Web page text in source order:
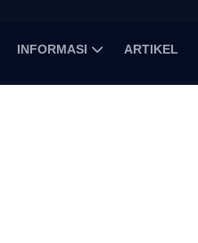
INFORMASI ARTIKEL